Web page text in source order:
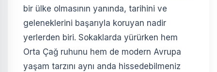
bir ülke olmasının yanında, tarihini ve
geleneklerini başarıyla koruyan nadir
yerlerden biri. Sokaklarda yürürken hem
Orta Çağ ruhunu hem de modern Avrupa
yaşam tarzını aynı anda hissedebilmeniz